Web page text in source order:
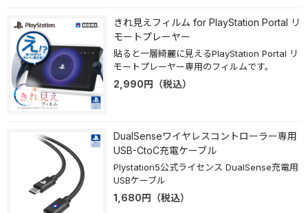
きれ見えフィルム for PlayStation Portal リ
モートプレーヤー
貼ると一層綺麗に見えるPlayStation Portal リ
モートプレーヤー専用のフィルムです。
2,990円 （税込）
DualSenseワイヤレスコントローラー専用
USB-CtoC充電ケーブル
Plystation5公式ライセンス DualSense充電用
USBケーブル
1,680円 （税込）